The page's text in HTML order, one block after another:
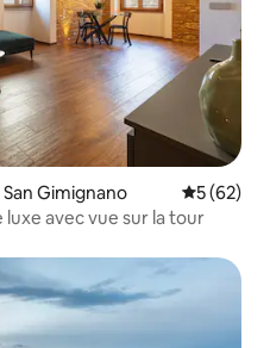
Gimignano
5 (62)
avec vue sur la tour